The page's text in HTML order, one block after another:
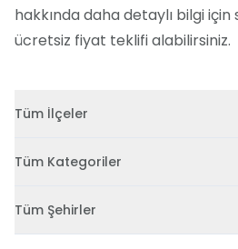
hakkında daha detaylı bilgi
ücretsiz fiyat teklifi alabilirsiniz.
Tüm İlçeler
Tüm Kategoriler
Tüm Şehirler